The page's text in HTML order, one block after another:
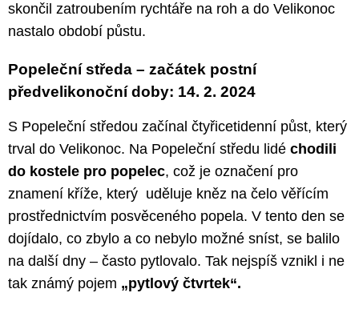
skončil zatroubením rychtáře na roh a do Velikonoc
nastalo období půstu.
Popeleční středa – začátek postní
předvelikonoční doby: 14. 2. 2024
S Popeleční středou začínal čtyřicetidenní půst, který
trval do Velikonoc. Na Popeleční středu lidé chodili
do kostele pro popelec, což je označení pro
znamení kříže, který uděluje kněz na čelo věřícím
prostřednictvím posvěceného popela. V tento den se
dojídalo, co zbylo a co nebylo možné sníst, se balilo
na další dny – často pytlovalo. Tak nejspíš vznikl i ne
tak známý pojem „pytlový čtvrtek“.